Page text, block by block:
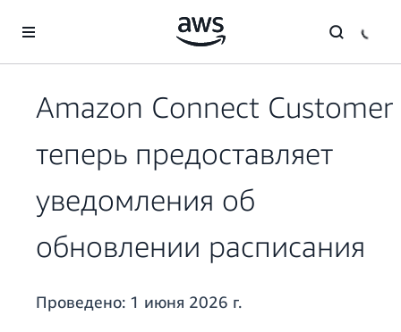
Перейти к главному контенту
Amazon Connect Customer
теперь предоставляет
уведомления об
обновлении расписания
Проведено: 1 июня 2026 г.